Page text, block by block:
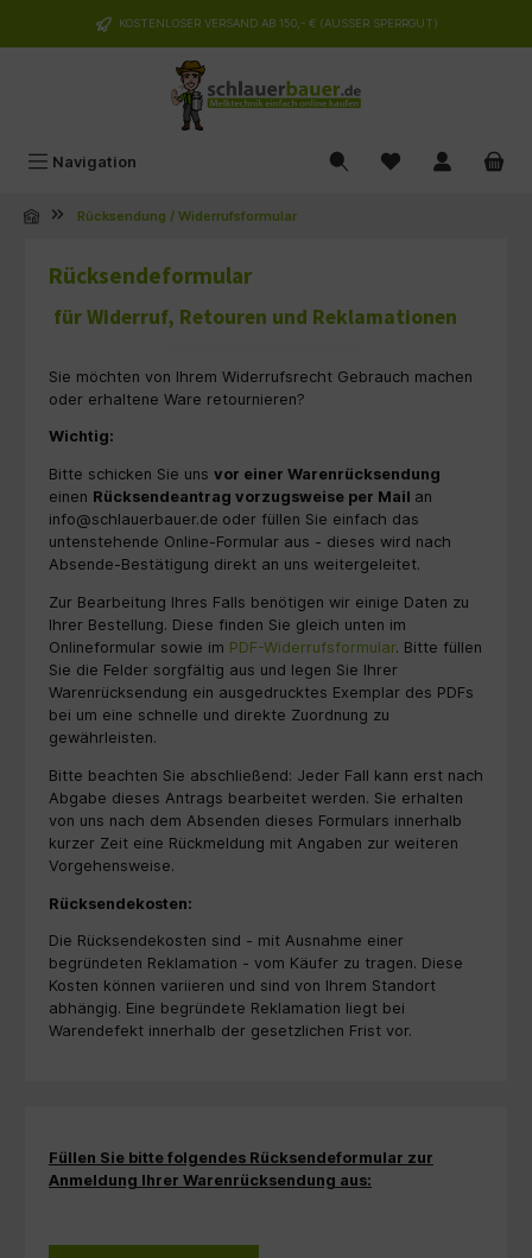
springen KOSTENLOSER VERSAND AB 150,- € (AUSSER SPERRGUT)
Navigation
Rücksendung / Widerrufsformular
Rücksendeformular
für Widerruf, Retouren und Reklamationen
Sie möchten von Ihrem Widerrufsrecht Gebrauch machen
oder erhaltene Ware retournieren?
Wichtig:
Bitte schicken Sie uns vor einer Warenrücksendung
einen Rücksendeantrag vorzugsweise per Mail an
info@schlauerbauer.de oder füllen Sie einfach das
untenstehende Online-Formular aus - dieses wird nach
Absende-Bestätigung direkt an uns weitergeleitet.
Zur Bearbeitung Ihres Falls benötigen wir einige Daten zu
Ihrer Bestellung. Diese finden Sie gleich unten im
Onlineformular sowie im PDF-Widerrufsformular. Bitte füllen
Sie die Felder sorgfältig aus und legen Sie Ihrer
Warenrücksendung ein ausgedrucktes Exemplar des PDFs
bei um eine schnelle und direkte Zuordnung zu
gewährleisten.
Bitte beachten Sie abschließend: Jeder Fall kann erst nach
Abgabe dieses Antrags bearbeitet werden. Sie erhalten
von uns nach dem Absenden dieses Formulars innerhalb
kurzer Zeit eine Rückmeldung mit Angaben zur weiteren
Vorgehensweise.
Rücksendekosten:
Die Rücksendekosten sind - mit Ausnahme einer
begründeten Reklamation - vom Käufer zu tragen. Diese
Kosten können variieren und sind von Ihrem Standort
abhängig. Eine begründete Reklamation liegt bei
Warendefekt innerhalb der gesetzlichen Frist vor.
Füllen Sie bitte folgendes Rücksendeformular zur
Anmeldung Ihrer Warenrücksendung aus: